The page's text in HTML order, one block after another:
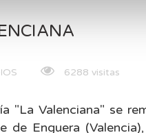
6288 visitas
"La Valenciana" se
de Enguera